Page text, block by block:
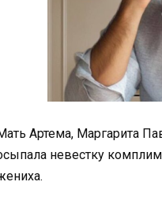
Артема, Маргарита
невестку